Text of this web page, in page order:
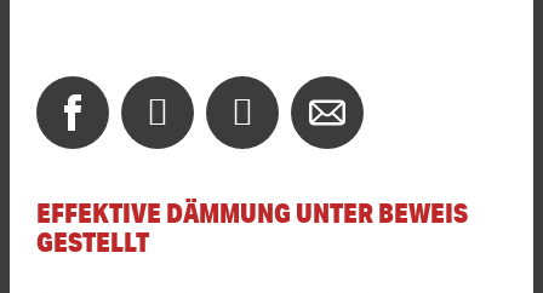
EFFEKTIVE DÄMMUNG UNTER BEWEIS
GESTELLT